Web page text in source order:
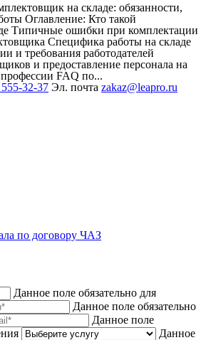
на складе: обязанности,
Оглавление: Кто такой
Типичные ошибки при комплектации
Специфика работы на складе
и требования работодателей
и предоставление персонала на
FAQ по...
32-37 Эл. почта zakaz@leapro.ru
по договору ЧАЗ
Данное поле обязательно для
Данное поле обязательно
Данное поле
Данное